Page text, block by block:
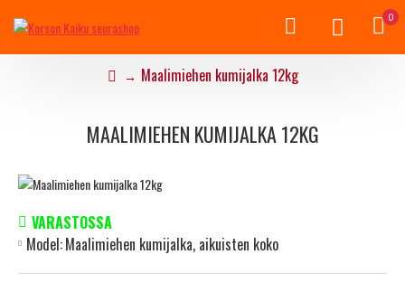
0
Maalimiehen kumijalka 12kg
MAALIMIEHEN KUMIJALKA 12KG
VARASTOSSA
Model:Maalimiehen kumijalka, aikuisten koko